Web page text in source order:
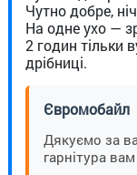
Чутно добре,
На одне ухо —
2 годин тільки
дрібниці.
Євромобайл
Дякуємо за
гарнітура